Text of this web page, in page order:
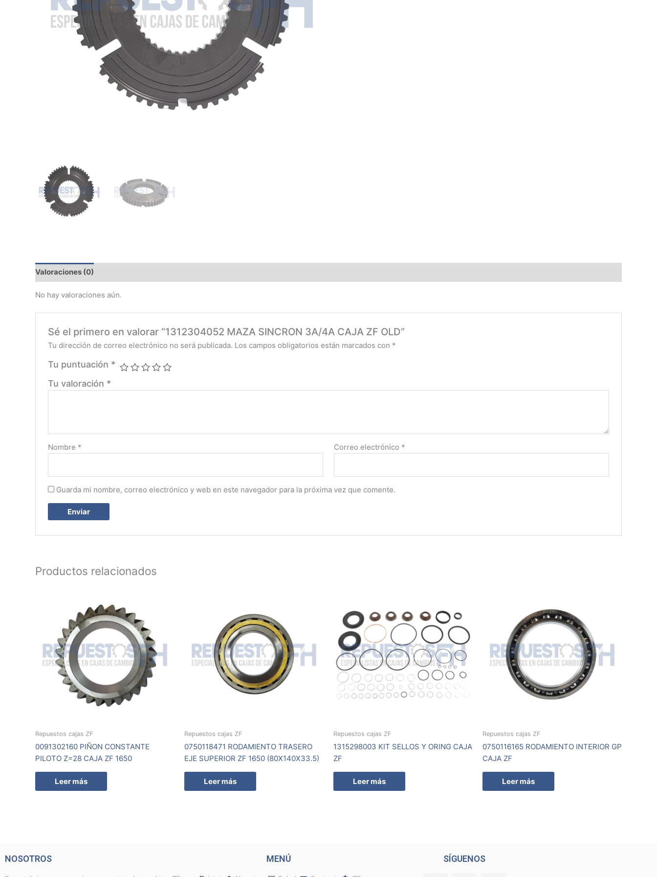
Valoraciones (0)
No hay valoraciones aún.
Sé el primero en valorar “1312304052 MAZA SINCRON 3A/4A CAJA ZF OLD”
Tu dirección de correo electrónico no será publicada. Los campos obligatorios están marcados con *
Tu puntuación *
Tu valoración *
Nombre * Correo electrónico *
Guarda mi nombre, correo electrónico y web en este navegador para la próxima vez que comente.
Productos relacionados
Repuestos cajas ZF
0091302160 PIÑON CONSTANTE
PILOTO Z=28 CAJA ZF 1650
Leer más
Repuestos cajas ZF
0750118471 RODAMIENTO TRASERO
EJE SUPERIOR ZF 1650 (80X140X33.5)
Leer más
Repuestos cajas ZF
1315298003 KIT SELLOS Y ORING CAJA
ZF
Leer más
Repuestos cajas ZF
0750116165 RODAMIENTO INTERIOR GP
CAJA ZF
Leer más
NOSOTROS MENÚ SÍGUENOS